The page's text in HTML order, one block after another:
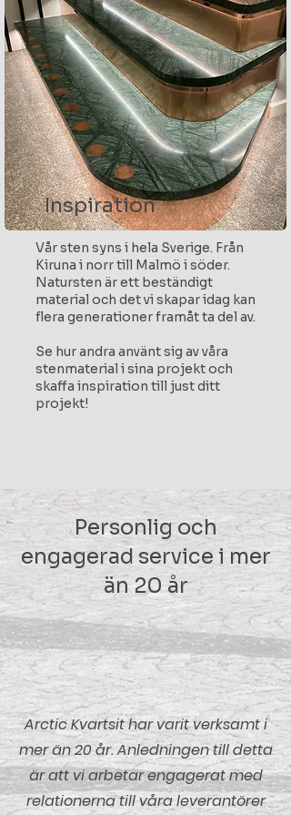
Inspiration
Vår sten syns i hela Sverige. Från
Kiruna i norr till Malmö i söder.
Natursten är ett beständigt
material och det vi skapar idag kan
flera generationer framåt ta del av.
Se hur andra använt sig av våra
stenmaterial i sina projekt och
skaffa inspiration till just ditt
projekt!
Personlig och
engagerad service i mer
än 20 år
Arctic Kvartsit har varit verksamt i
mer än 20 år. Anledningen till detta
är att vi arbetar engagerat med
relationerna till våra leverantörer